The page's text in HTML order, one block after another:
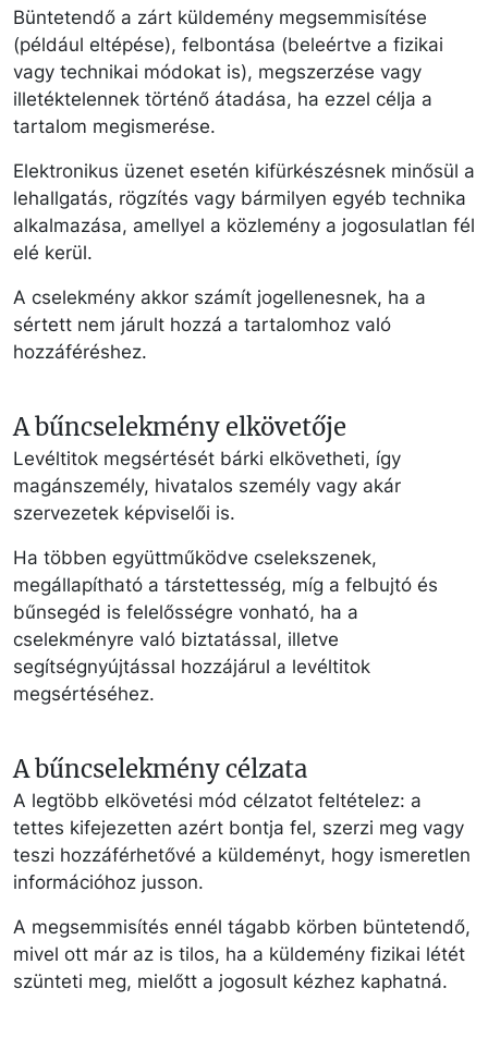
Büntetendő a zárt küldemény megsemmisítése
(például eltépése), felbontása (beleértve a fizikai
vagy technikai módokat is), megszerzése vagy
illetéktelennek történő átadása, ha ezzel célja a
tartalom megismerése.
Elektronikus üzenet esetén kifürkészésnek minősül a
lehallgatás, rögzítés vagy bármilyen egyéb technika
alkalmazása, amellyel a közlemény a jogosulatlan fél
elé kerül.
A cselekmény akkor számít jogellenesnek, ha a
sértett nem járult hozzá a tartalomhoz való
hozzáféréshez.
A bűncselekmény elkövetője
Levéltitok megsértését bárki elkövetheti, így
magánszemély, hivatalos személy vagy akár
szervezetek képviselői is.
Ha többen együttműködve cselekszenek,
megállapítható a társtettesség, míg a felbujtó és
bűnsegéd is felelősségre vonható, ha a
cselekményre való biztatással, illetve
segítségnyújtással hozzájárul a levéltitok
megsértéséhez.
A bűncselekmény célzata
A legtöbb elkövetési mód célzatot feltételez: a
tettes kifejezetten azért bontja fel, szerzi meg vagy
teszi hozzáférhetővé a küldeményt, hogy ismeretlen
információhoz jusson.
A megsemmisítés ennél tágabb körben büntetendő,
mivel ott már az is tilos, ha a küldemény fizikai létét
szünteti meg, mielőtt a jogosult kézhez kaphatná.